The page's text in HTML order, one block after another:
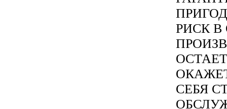
РИСК
СЕБЯ